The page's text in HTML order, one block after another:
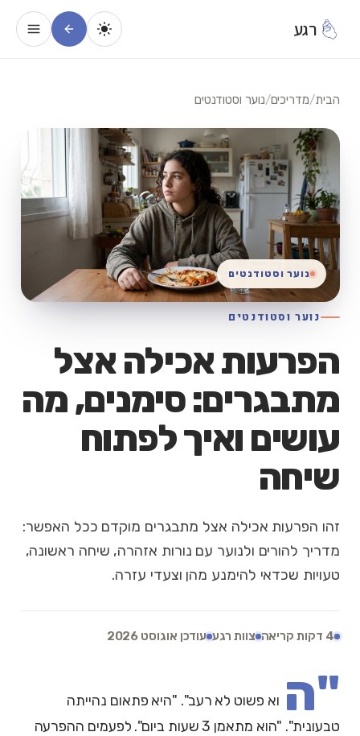
רגע
הבית/מדריכים/נוער וסטודנטים
נוער וסטודנטים
הפרעות אכילה אצל
מתבגרים: סימנים, מה
עושים ואיך לפתוח
שיחה
זהו הפרעות אכילה אצל מתבגרים מוקדם ככל האפשר:
מדריך להורים ולנוער עם נורות אזהרה, שיחה ראשונה,
טעויות שכדאי להימנע מהן וצעדי עזרה.
4 דקות קריאה צוות רגע עודכן אוגוסט 2026
נוער וסטודנטים
"ה וא פשוט לא רעב". "היא פתאום נהייתה
טבעונית". "הוא מתאמן 3 שעות ביום". לפעמים ההפרעה